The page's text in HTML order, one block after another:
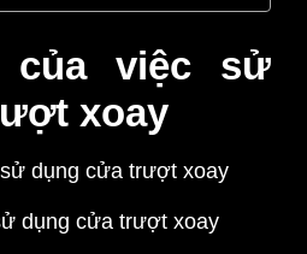
việc sử
xoay
dụng cửa trượt xoay